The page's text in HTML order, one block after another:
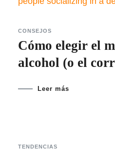
CONSEJOS
Cómo elegir el
alcohol (o el
Leer más
TENDENCIAS